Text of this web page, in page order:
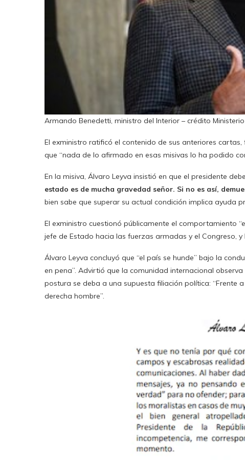
Armando Benedetti, ministro del Interior – crédito
El exministro ratificó el contenido de sus anteriores
que “nada de lo afirmado en esas misivas lo ha podido
En la misiva, Álvaro Leyva insistió en que el presidente
estado es de mucha gravedad señor. Si no es así,
bien sabe que superar su actual condición implica ayuda
El exministro cuestionó públicamente el comportamiento
jefe de Estado hacia las fuerzas armadas y el Congreso,
Álvaro Leyva concluyó que “el país se hunde” bajo la
en pena”. Advirtió que la comunidad internacional
postura se deba a una supuesta filiación política: “Frente
derecha hombre”.